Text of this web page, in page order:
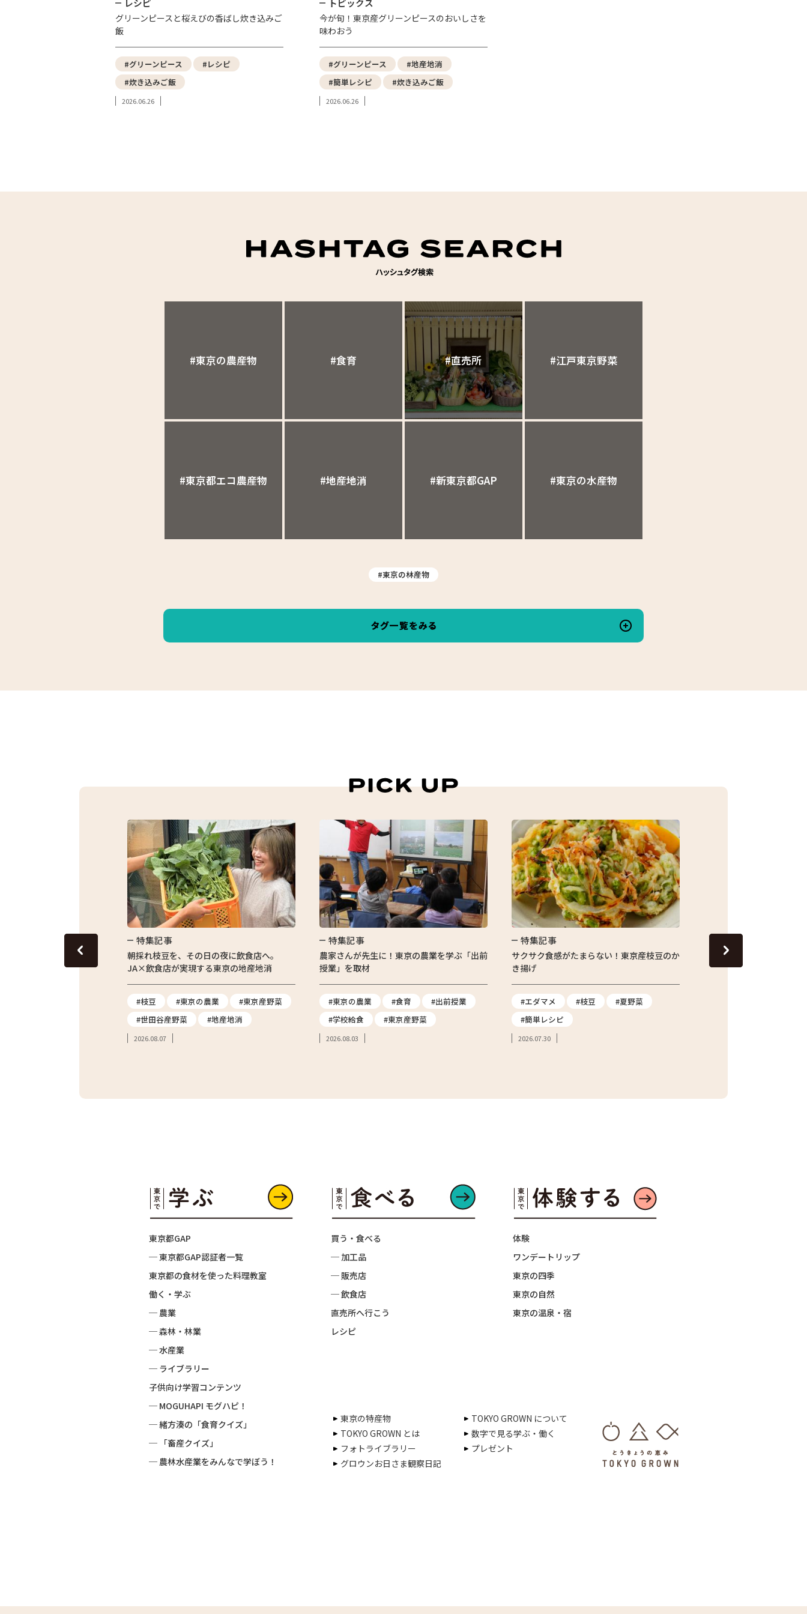
レシピ
グリーンピースと桜えびの香ばし炊き込みご
飯
#グリーンピース
#レシピ
#炊き込みご飯
2026.06.26
トピックス
今が旬！東京産グリーンピースのおいしさを
味わおう
#グリーンピース
#地産地消
#簡単レシピ
#炊き込みご飯
2026.06.26
#東京の農産物 #食育 #直売所 #江戸東京野菜
#東京都エコ農産物 #地産地消 #新東京都GAP #東京の水産物
#東京の林産物
の田んぼ。青梅・東京繁
特集記事
朝採れ枝豆を、その日の夜に飲食店へ。
JA×飲食店が実現する東京の地産地消
#枝豆 #東京の農業
#東京産野菜
#世田谷産野菜
#地産地消
2026.08.07
特集記事
農家さんが先生に！東京の農業を学ぶ「出前
授業」を取材
#東京の農業 #食育
#出前授業
#学校給食
#東京産野菜
2026.08.03
特集記事
サクサク食感がたまらない！東京産枝豆のか
き揚げ
#エダマメ #枝豆
#夏野菜
#簡単レシピ
2026.07.30
じゅわっと旬の味わい！
ナスの焼きびたし
東京都GAP
─ 東京都GAP認証者一覧
東京都の食材を使った料理教室
働く・学ぶ
─ 農業
─ 森林・林業
─ 水産業
─ ライブラリー
子供向け学習コンテンツ
─ MOGUHAPI モグハピ！
─ 緒方湊の「食育クイズ」
─ 「畜産クイズ」
─ 農林水産業をみんなで学ぼう！
買う・食べる
─ 加工品
─ 販売店
─ 飲食店
直売所へ行こう
レシピ
体験
ワンデートリップ
東京の四季
東京の自然
東京の温泉・宿
東京の特産物
TOKYO GROWN について
TOKYO GROWN とは
数字で見る学ぶ・働く
フォトライブラリー
プレゼント
グロウンお日さま観察日記